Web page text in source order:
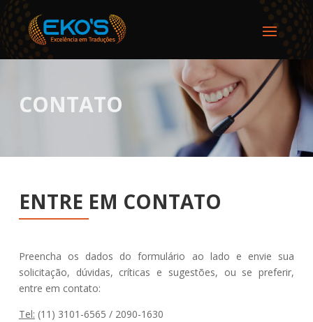
CONTATO
ENTRE EM CONTATO
Preencha os dados do formulário ao lado e envie sua
solicitação, dúvidas, críticas e sugestões, ou se preferir,
entre em contato:
Tel: (11) 3101-6565 / 2090-1630